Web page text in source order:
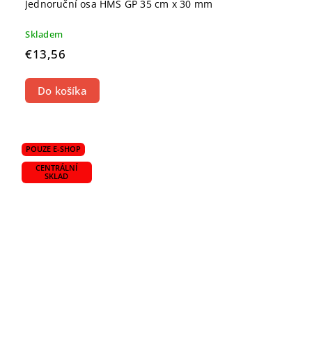
Jednoruční osa HMS GP 35 cm x 30 mm
Skladem
€13,56
Do košíka
POUZE E-SHOP
CENTRÁLNÍ
SKLAD